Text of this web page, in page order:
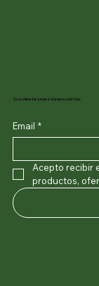
Suscribete a nuestra newsletter
Email *
Acepto recibir
productos,